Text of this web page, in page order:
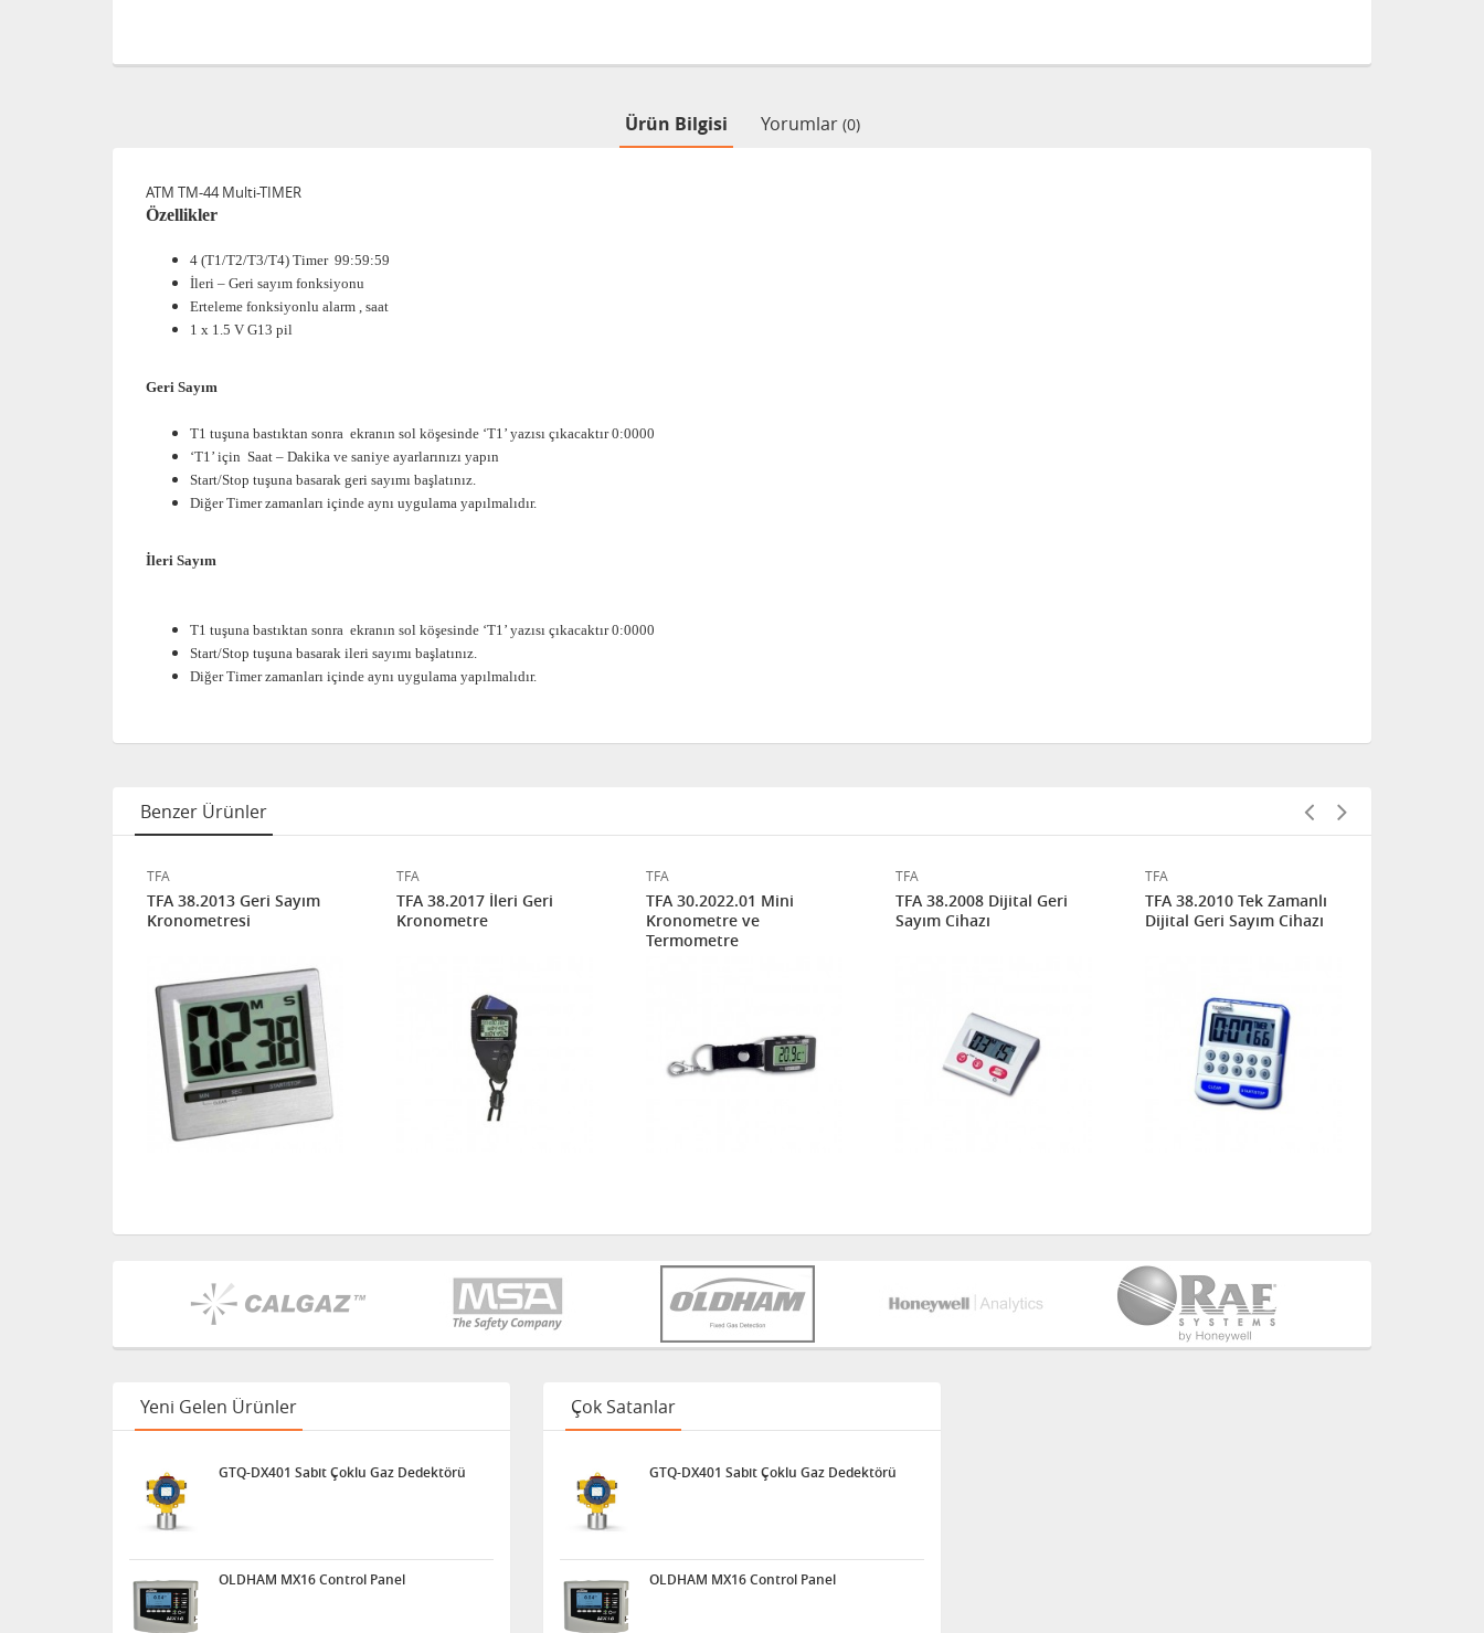
Ürün Bilgisi Yorumlar (0)
ATM TM-44 Multi-TIMER
Özellikler
4 (T1/T2/T3/T4) Timer 99:59:59
İleri – Geri sayım fonksiyonu
Erteleme fonksiyonlu alarm , saat
1 x 1.5 V G13 pil
Geri Sayım
T1 tuşuna bastıktan sonra ekranın sol köşesinde ‘T1’ yazısı çıkacaktır 0:0000
‘T1’ için Saat – Dakika ve saniye ayarlarınızı yapın
Start/Stop tuşuna basarak geri sayımı başlatınız.
Diğer Timer zamanları içinde aynı uygulama yapılmalıdır.
İleri Sayım
T1 tuşuna bastıktan sonra ekranın sol köşesinde ‘T1’ yazısı çıkacaktır 0:0000
Start/Stop tuşuna basarak ileri sayımı başlatınız.
Diğer Timer zamanları içinde aynı uygulama yapılmalıdır.
Benzer Ürünler
TFA
TFA 38.2013 Geri Sayım
Kronometresi
TFA
TFA 38.2017 İleri Geri
Kronometre
TFA
TFA 30.2022.01 Mini
Kronometre ve
Termometre
TFA
TFA 38.2008 Dijital Geri
Sayım Cihazı
TFA
TFA 38.2010 Tek Zamanlı
Dijital Geri Sayım Cihazı
Yeni Gelen Ürünler
GTQ-DX401 Sabit Çoklu Gaz Dedektörü
OLDHAM MX16 Control Panel
Çok Satanlar
GTQ-DX401 Sabit Çoklu Gaz Dedektörü
OLDHAM MX16 Control Panel